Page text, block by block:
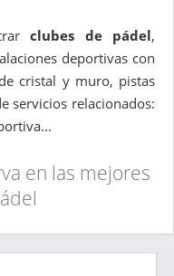
clubes de pádel,
deportivas con
cristal y muro, pistas
servicios relacionados:
en las mejores